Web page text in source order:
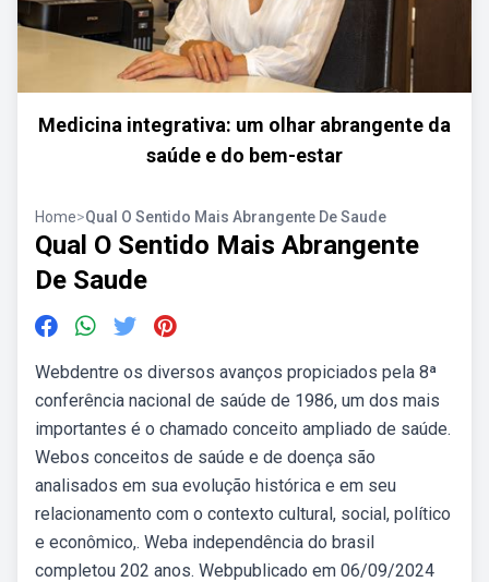
Medicina integrativa: um olhar abrangente da
saúde e do bem-estar
Home>Qual O Sentido Mais Abrangente De Saude
Qual O Sentido Mais Abrangente
De Saude
Webdentre os diversos avanços propiciados pela 8ª
conferência nacional de saúde de 1986, um dos mais
importantes é o chamado conceito ampliado de saúde.
Webos conceitos de saúde e de doença são
analisados em sua evolução histórica e em seu
relacionamento com o contexto cultural, social, político
e econômico,. Weba independência do brasil
completou 202 anos. Webpublicado em 06/09/2024